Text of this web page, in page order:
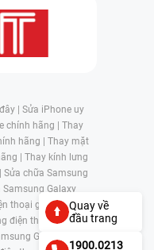
| Sửa iPhone uy
chính hãng | Thay
hãng | Thay mặt
| Thay kính lưng
Sửa chữa Samsung
Samsung Galaxy
thoại giá bao
điện thoại giá bao
Galaxy S |
Quay về
đầu trang
1900.0213